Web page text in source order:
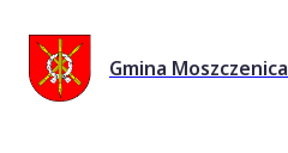
Gmina Moszczenica